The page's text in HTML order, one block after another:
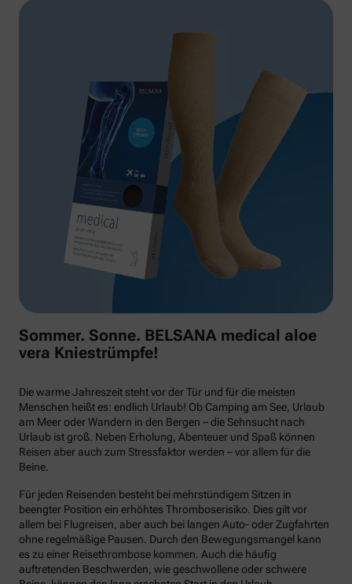
Sommer. Sonne. BELSANA medical aloe
vera Kniestrümpfe!
Die warme Jahreszeit steht vor der Tür und für die meisten
Menschen heißt es: endlich Urlaub! Ob Camping am See, Urlaub
am Meer oder Wandern in den Bergen – die Sehnsucht nach
Urlaub ist groß. Neben Erholung, Abenteuer und Spaß können
Reisen aber auch zum Stressfaktor werden – vor allem für die
Beine.
Für jeden Reisenden besteht bei mehrstündigem Sitzen in
beengter Position ein erhöhtes Thromboserisiko. Dies gilt vor
allem bei Flugreisen, aber auch bei langen Auto- oder Zugfahrten
ohne regelmäßige Pausen. Durch den Bewegungsmangel kann
es zu einer Reisethrombose kommen. Auch die häufig
auftretenden Beschwerden, wie geschwollene oder schwere